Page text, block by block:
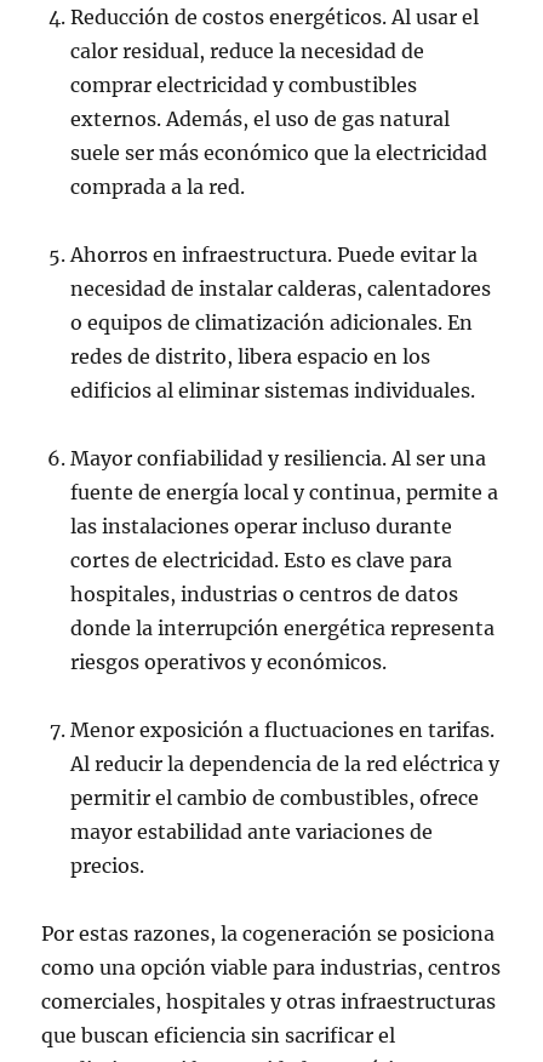
Reducción de costos energéticos. Al usar el
calor residual, reduce la necesidad de
comprar electricidad y combustibles
externos. Además, el uso de gas natural
suele ser más económico que la electricidad
comprada a la red.
Ahorros en infraestructura. Puede evitar la
necesidad de instalar calderas, calentadores
o equipos de climatización adicionales. En
redes de distrito, libera espacio en los
edificios al eliminar sistemas individuales.
Mayor confiabilidad y resiliencia. Al ser una
fuente de energía local y continua, permite a
las instalaciones operar incluso durante
cortes de electricidad. Esto es clave para
hospitales, industrias o centros de datos
donde la interrupción energética representa
riesgos operativos y económicos.
Menor exposición a fluctuaciones en tarifas.
Al reducir la dependencia de la red eléctrica y
permitir el cambio de combustibles, ofrece
mayor estabilidad ante variaciones de
precios.
Por estas razones, la cogeneración se posiciona
como una opción viable para industrias, centros
comerciales, hospitales y otras infraestructuras
que buscan eficiencia sin sacrificar el